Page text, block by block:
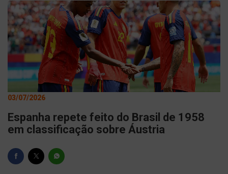
03/07/2026
Espanha repete feito do Brasil de 1958
em classificação sobre Áustria